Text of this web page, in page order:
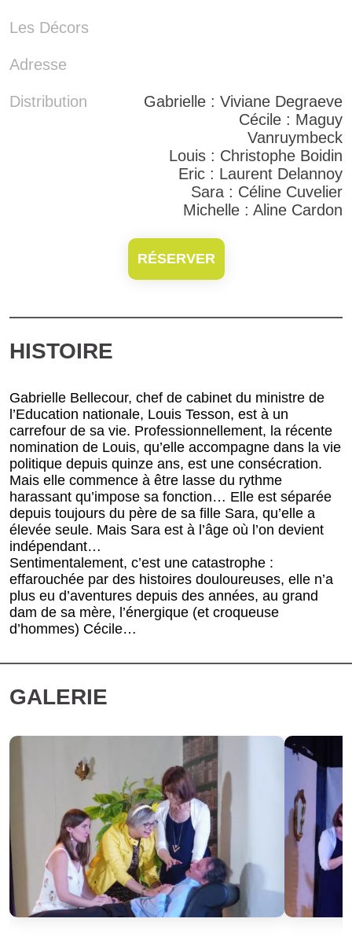
Les Décors
Adresse
Distribution
Gabrielle : Viviane Degraeve
Cécile : Maguy
Vanruymbeck
Louis : Christophe Boidin
Eric : Laurent Delannoy
Sara : Céline Cuvelier
Michelle : Aline Cardon
RÉSERVER
HISTOIRE
Gabrielle Bellecour, chef de cabinet du ministre de
l’Education nationale, Louis Tesson, est à un
carrefour de sa vie. Professionnellement, la récente
nomination de Louis, qu’elle accompagne dans la vie
politique depuis quinze ans, est une consécration.
Mais elle commence à être lasse du rythme
harassant qu’impose sa fonction… Elle est séparée
depuis toujours du père de sa fille Sara, qu’elle a
élevée seule. Mais Sara est à l’âge où l’on devient
indépendant…
Sentimentalement, c’est une catastrophe :
effarouchée par des histoires douloureuses, elle n’a
plus eu d’aventures depuis des années, au grand
dam de sa mère, l’énergique (et croqueuse
d’hommes) Cécile…
GALERIE